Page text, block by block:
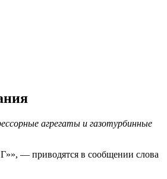
агрегаты и газотурбинные
— приводятся в сообщении слова